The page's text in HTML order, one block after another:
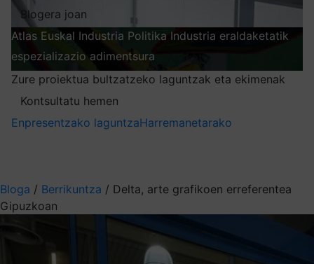
Blogera joan
Atlas Euskal Industria Politika Industria eraldaketatik
espezializazio adimentsura
Zure proiektua bultzatzeko laguntzak eta ekimenak
Kontsultatu hemen
Enpresentzako laguntzaHarremanetarako
Bloga / Berrikuntza / Delta, arte grafikoen erreferentea
Gipuzkoan